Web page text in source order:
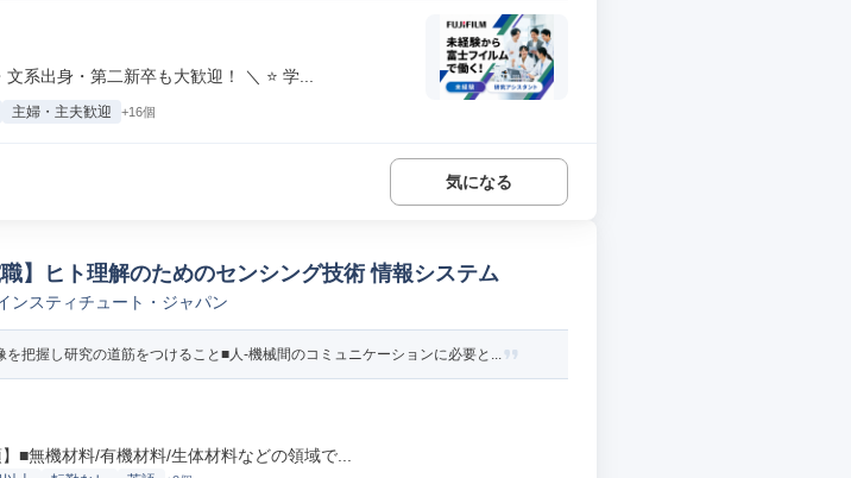
系出身・第二新卒も大歓迎！ ＼ ⭐ 学...
主婦・主夫歓迎 +16個
気になる
】ヒト理解のためのセンシング技術 情報システム
ンスティチュート・ジャパン
を把握し研究の道筋をつけること■人-機械間のコミュニケーションに必要と...
■無機材料/有機材料/生体材料などの領域で...